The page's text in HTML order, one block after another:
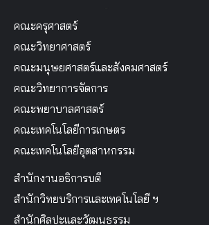
คณะครุศาสตร์
คณะวิทยาศาสตร์
คณะมนุษยศาสตร์และสังคมศาสตร์
คณะวิทยาการจัดการ
คณะพยาบาลศาสตร์
คณะเทคโนโลยีการเกษตร
คณะเทคโนโลยีอุตสาหกรรม
สำนักงานอธิการบดี
สำนักวิทยบริการและเทคโนโลยี ฯ
สำนักศิลปะและวัฒนธรรม